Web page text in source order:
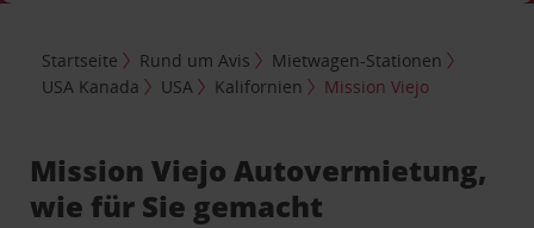
Startseite Rund um Avis
Mietwagen-Stationen
USA Kanada
USA Kalifornien Mission Viejo
Mission Viejo Autovermietung,
wie für Sie gemacht